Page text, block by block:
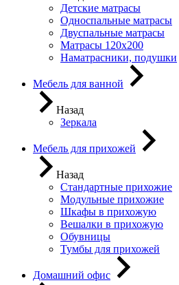
Детские матрасы
Односпальные матрасы
Двуспальные матрасы
Матрасы 120х200
Наматрасники, подушки
Мебель для ванной
Назад
Зеркала
Мебель для прихожей
Назад
Стандартные прихожие
Модульные прихожие
Шкафы в прихожую
Вешалки в прихожую
Обувницы
Тумбы для прихожей
Домашний офис